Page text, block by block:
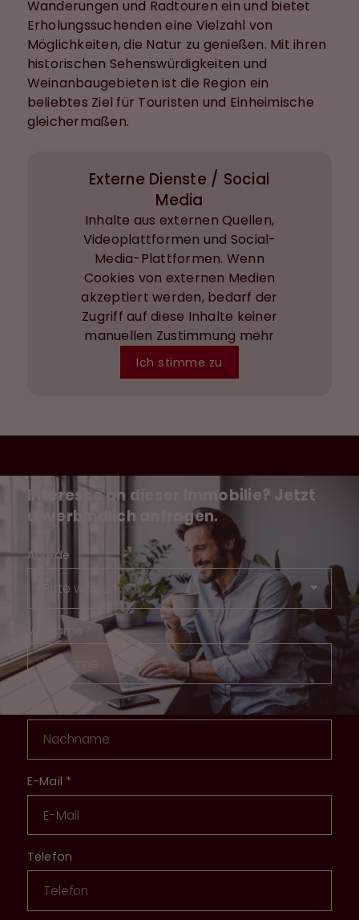
Wanderungen und Radtouren ein und bietet
Erholungssuchenden eine Vielzahl von
Möglichkeiten, die Natur zu genießen. Mit ihren
historischen Sehenswürdigkeiten und
Weinanbaugebieten ist die Region ein
beliebtes Ziel für Touristen und Einheimische
gleichermaßen.
Externe Dienste / Social
Media
Inhalte aus externen Quellen,
Videoplattformen und Social-
Media-Plattformen. Wenn
Cookies von externen Medien
akzeptiert werden, bedarf der
Zugriff auf diese Inhalte keiner
manuellen Zustimmung mehr
Ich stimme zu
Interesse an dieser Immobilie? Jetzt
unverbindlich anfragen.
Anrede
Vorname
*
E-Mail *
Telefon